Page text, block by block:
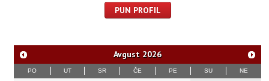
PUN PROFIL
Avgust 2026
PO UT SR ČE PE SU NE